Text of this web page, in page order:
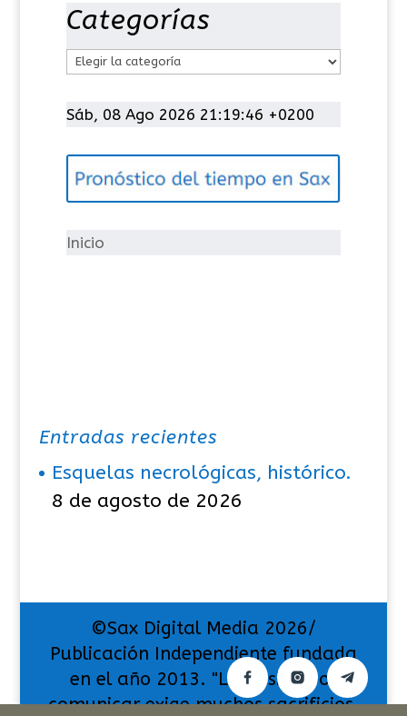
Categorías
t
g
í
Sáb, 08 Ago 2026 21:19:46 +0200
Inicio
Entradas recientes
Esquelas necrológicas, histórico.
8 de agosto de 2026
©Sax Digital Media 2026/
Publicación Independiente fundada
en el año 2013. "La pasión por
comunicar exige muchos sacrificios,